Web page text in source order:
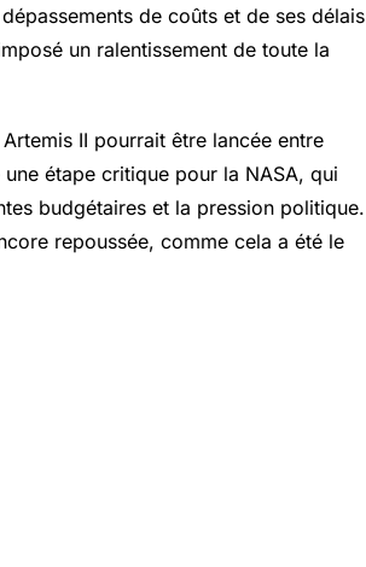
de coûts et de ses délais
un ralentissement de toute la
II pourrait être lancée entre
étape critique pour la NASA, qui
budgétaires et la pression politique.
repoussée, comme cela a été le